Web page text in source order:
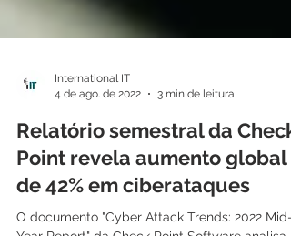
4 de ago. de 2022
3 min de leitura
Relatório semestral da Check
Point revela aumento global